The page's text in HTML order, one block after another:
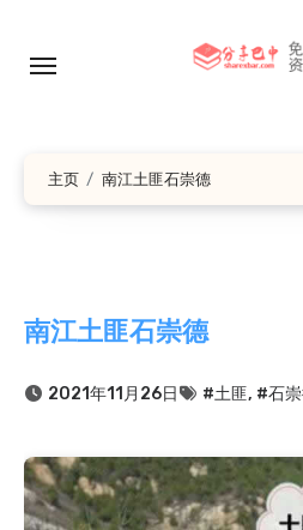
主页 南江土匪石崇德
南江土匪石崇德
2021年11月26日 #土匪, #石